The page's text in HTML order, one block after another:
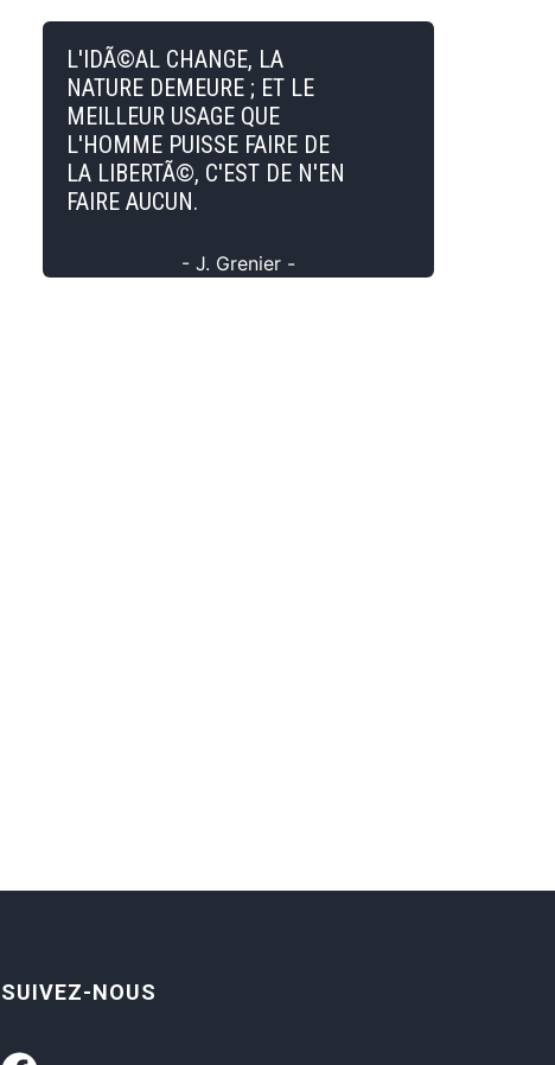
L'IDÃ©AL CHANGE, LA
NATURE DEMEURE ; ET LE
MEILLEUR USAGE QUE
L'HOMME PUISSE FAIRE DE
LA LIBERTÃ©, C'EST DE N'EN
FAIRE AUCUN.
- J. Grenier -
SUIVEZ-NOUS